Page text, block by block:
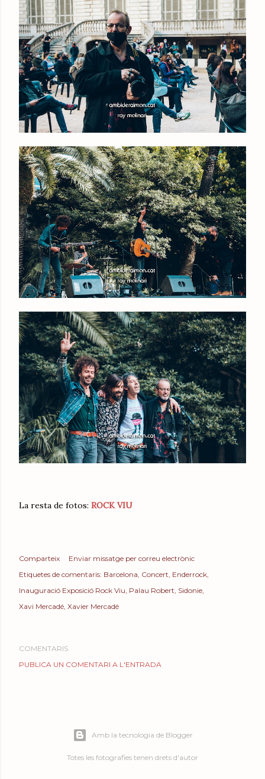
La resta de fotos: ROCK VIU
Comparteix
Enviar missatge per correu electrònic
Etiquetes de comentaris: Barcelona Concert Enderrock
Inauguració Exposició Rock Viu Palau Robert Sidonie
Xavi Mercadé Xavier Mercadé
COMENTARIS
PUBLICA UN COMENTARI A L'ENTRADA
Amb la tecnologia de Blogger
Totes les fotografies tenen drets d'autor